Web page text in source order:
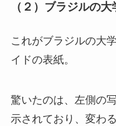
（２）ブラジルの
これがブラジルの大
イドの表紙。
驚いたのは、左側の
示されており、変わ